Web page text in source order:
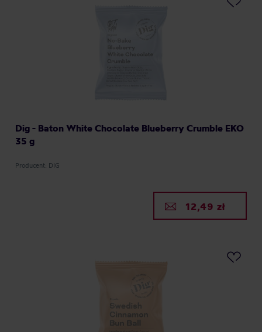
Dig - Baton White Chocolate Blueberry Crumble EKO
35 g
Producent: DIG
12,49 zł